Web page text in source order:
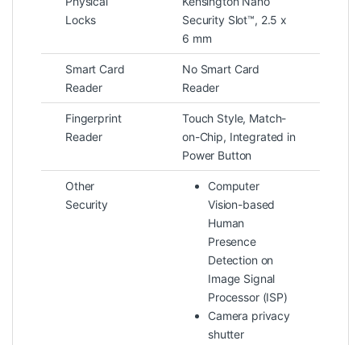
CPU Intel Ultra, giúp kéo dài thời gian sử
Trong thực tế:
Làm việc văn phòng: 8–12 tiếng
Sử dụng hỗn hợp: khoảng 6–8 tiếng
Ngoài ra, máy hỗ trợ sạc nhanh, giúp nạp lại
pin nhanh chóng trong thời gian ngắn – cực
kỳ tiện lợi cho người bận rộn.
Kết nối và cổng giao tiếp
Locks
Security Slot™, 2.5 x
6 mm
Smart Card
Reader
No Smart Card
Reader
Fingerprint
Reader
Touch Style, Match-
on-Chip, Integrated in
Power Button
Other
Security
Computer
Vision-based
Human
Presence
Detection on
Image Signal
Processor (ISP)
Camera privacy
shutter